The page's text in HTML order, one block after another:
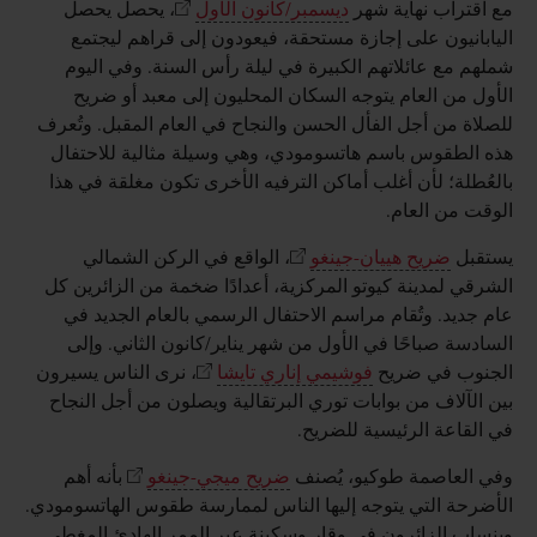
مع اقتراب نهاية شهر ديسمبر/كانون الأول
، يحصل يحصل
اليابانيون على إجازة مستحقة، فيعودون إلى قراهم ليجتمع
شملهم مع عائلاتهم الكبيرة في ليلة رأس السنة. وفي اليوم
الأول من العام يتوجه السكان المحليون إلى معبد أو ضريح
للصلاة من أجل الفأل الحسن والنجاح في العام المقبل. وتُعرف
هذه الطقوس باسم هاتسومودي، وهي وسيلة مثالية للاحتفال
بالعُطلة؛ لأن أغلب أماكن الترفيه الأخرى تكون مغلقة في هذا
الوقت من العام.
يستقبل ضريح هييان-جينغو
، الواقع في الركن الشمالي
الشرقي لمدينة كيوتو المركزية، أعدادًا ضخمة من الزائرين كل
عام جديد. وتُقام مراسم الاحتفال الرسمي بالعام الجديد في
السادسة صباحًا في الأول من شهر يناير/كانون الثاني. وإلى
الجنوب في ضريح فوشيمي إناري تايشا
، نرى الناس يسيرون
بين الآلاف من بوابات توري البرتقالية ويصلون من أجل النجاح
في القاعة الرئيسية للضريح.
وفي العاصمة طوكيو، يُصنف ضريح ميجي-جينغو
بأنه أهم
الأضرحة التي يتوجه إليها الناس لممارسة طقوس الهاتسومودي.